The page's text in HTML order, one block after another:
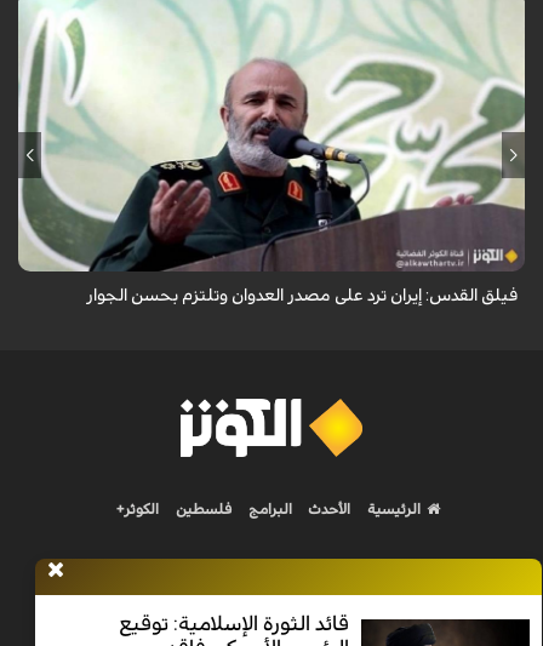
أكد نائب قائد فيلق القدس في الحرس الثوري العميد محمد رضا فلاح زاده أن
إيران ترد على مصدر العدوان وتلتزم بحسن الجوار.
فيلق القدس: إيران ترد على مصدر العدوان وتلتزم بحسن الجوار
قائد الثورة الإسلامية: توقيع
الرئيسية الأحدث البرامج فلسطين الكوثر+